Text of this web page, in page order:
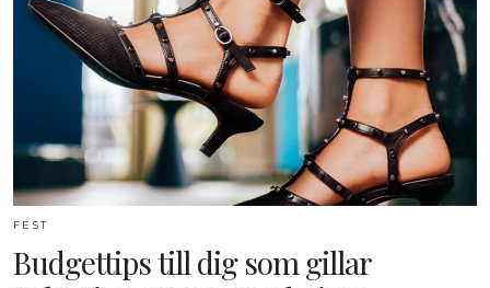
FEST
Budgettips till dig som gillar